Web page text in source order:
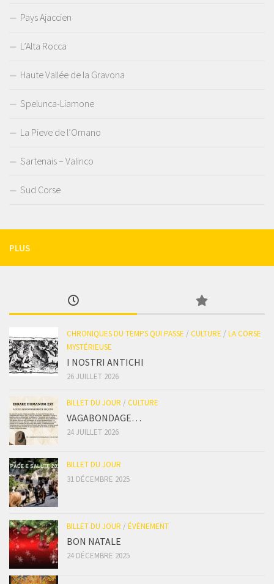
Pays Ajaccien
L’Alta Rocca
Haute Vallée de la Gravona
Spelunca-Liamone
La Pieve de l’Ornano
Sartenais – Valinco
Sud Corse
PLUS
CHRONIQUES DU TEMPS QUI PASSE / CULTURE / LA CORSE
MYSTÉRIEUSE
I NOSTRI ANTICHI
26 JUILLET 2026
BILLET DU JOUR / CULTURE
VAGABONDAGE…
24 JUILLET 2026
BILLET DU JOUR
31 DÉCEMBRE 2025
BILLET DU JOUR / ÉVÈNEMENT
BON NATALE
24 DÉCEMBRE 2025